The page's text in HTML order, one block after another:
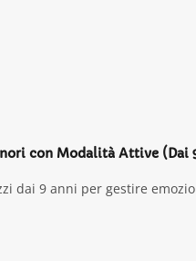
con Modalità Attive (Dai
dai 9 anni per gestire